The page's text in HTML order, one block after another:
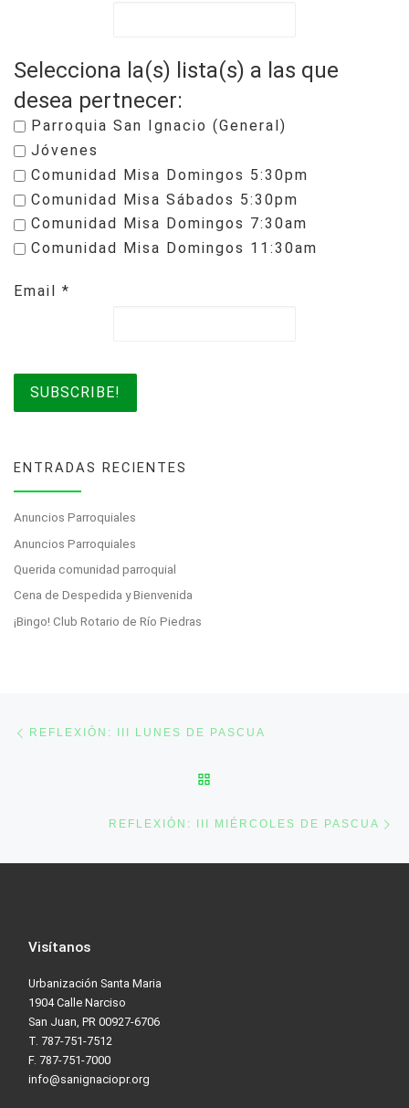
Selecciona la(s) lista(s) a las que
desea pertnecer:
Parroquia San Ignacio (General)
Jóvenes
Comunidad Misa Domingos 5:30pm
Comunidad Misa Sábados 5:30pm
Comunidad Misa Domingos 7:30am
Comunidad Misa Domingos 11:30am
Email *
ENTRADAS RECIENTES
Anuncios Parroquiales
Anuncios Parroquiales
Querida comunidad parroquial
Cena de Despedida y Bienvenida
¡Bingo! Club Rotario de Río Piedras
Post navigation
REFLEXIÓN: III LUNES DE PASCUA
REFLEXIÓN: III MIÉRCOLES DE PASCUA
Visítanos
Urbanización Santa Maria
1904 Calle Narciso
San Juan, PR 00927-6706
T. 787-751-7512
F. 787-751-7000
info@sanignaciopr.org